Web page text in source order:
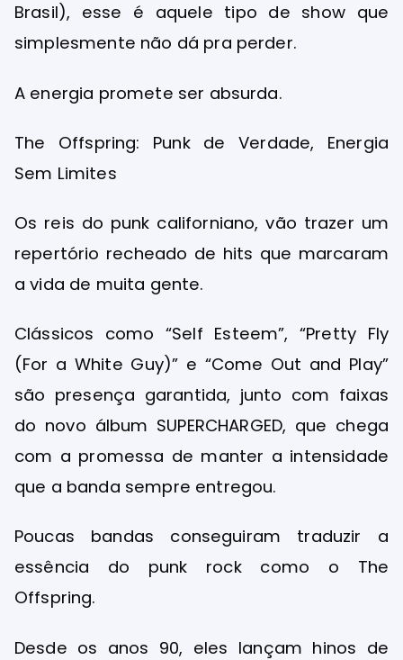
Brasil), esse é aquele tipo de show que
simplesmente não dá pra perder.
A energia promete ser absurda.
The Offspring: Punk de Verdade, Energia
Sem Limites
Os reis do punk californiano, vão trazer um
repertório recheado de hits que marcaram
a vida de muita gente.
Clássicos como “Self Esteem”, “Pretty Fly
(For a White Guy)” e “Come Out and Play”
são presença garantida, junto com faixas
do novo álbum SUPERCHARGED, que chega
com a promessa de manter a intensidade
que a banda sempre entregou.
Poucas bandas conseguiram traduzir a
essência do punk rock como o The
Offspring.
Desde os anos 90, eles lançam hinos de